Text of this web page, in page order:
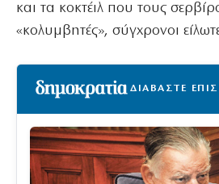
και τα κοκτέιλ που τους
«κολυμβητές», σύγχρονοι
ΔΙΑΒΑΣΤΕ